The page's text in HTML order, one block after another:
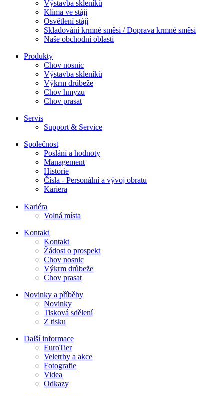
Výstavba skleníků
Klima ve stáji
Osvětlení stájí
Skladování krmné směsi / Doprava krmné směsi
Naše obchodní oblasti
Produkty
Chov nosnic
Výstavba skleníků
Výkrm drůbeže
Chov hmyzu
Chov prasat
Servis
Support & Service
Společnost
Poslání a hodnoty
Management
Historie
Čísla - Personální a vývoj obratu
Kariera
Kariéra
Volná místa
Kontakt
Kontakt
Žádost o prospekt
Chov nosnic
Výkrm drůbeže
Chov prasat
Novinky a příběhy
Novinky
Tisková sdělení
Z tisku
Další informace
EuroTier
Veletrhy a akce
Fotografie
Videa
Odkazy